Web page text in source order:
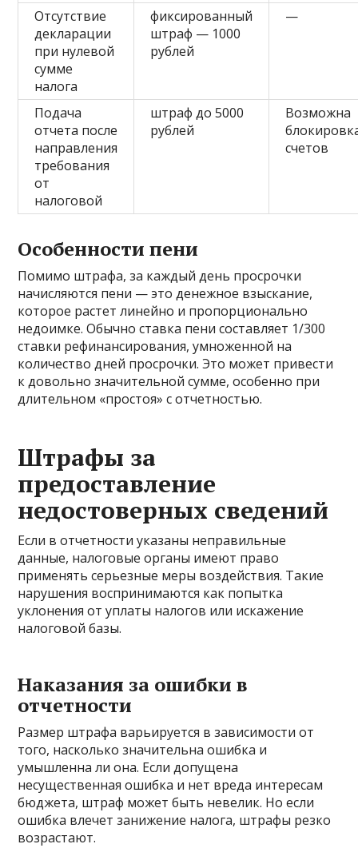
Отсутствие
декларации
при нулевой
сумме
налога
фиксированный
штраф — 1000
рублей
—
Подача
отчета после
направления
требования
от
налоговой
штраф до 5000
рублей
Возможна
счетов
Особенности пени
Помимо штрафа, за каждый день просрочки
начисляются пени — это денежное взыскание,
которое растет линейно и пропорционально
недоимке. Обычно ставка пени составляет 1/300
ставки рефинансирования, умноженной на
количество дней просрочки. Это может привести
к довольно значительной сумме, особенно при
длительном «простоя» с отчетностью.
Штрафы за
предоставление
недостоверных сведений
Если в отчетности указаны неправильные
данные, налоговые органы имеют право
применять серьезные меры воздействия. Такие
нарушения воспринимаются как попытка
уклонения от уплаты налогов или искажение
налоговой базы.
Наказания за ошибки в
отчетности
Размер штрафа варьируется в зависимости от
того, насколько значительна ошибка и
умышленна ли она. Если допущена
несущественная ошибка и нет вреда интересам
бюджета, штраф может быть невелик. Но если
ошибка влечет занижение налога, штрафы резко
возрастают.